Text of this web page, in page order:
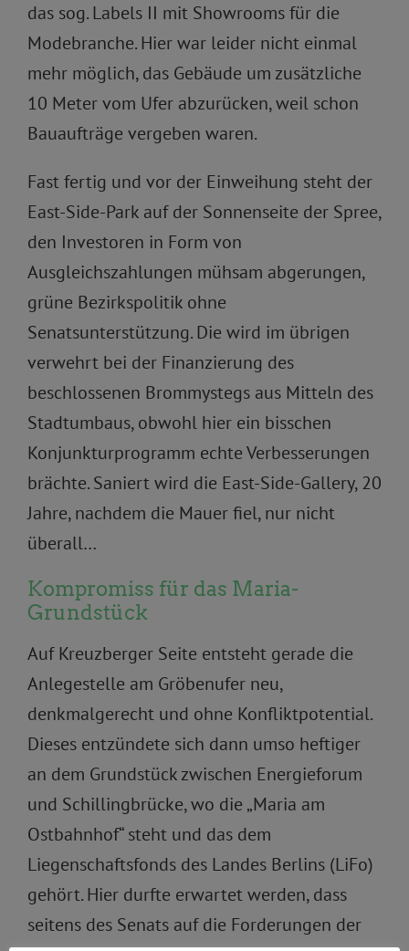
das sog. Labels II mit Showrooms für die
Modebranche. Hier war leider nicht einmal
mehr möglich, das Gebäude um zusätzliche
10 Meter vom Ufer abzurücken, weil schon
Bauaufträge vergeben waren.
Fast fertig und vor der Einweihung steht der
East-Side-Park auf der Sonnenseite der Spree,
den Investoren in Form von
Ausgleichszahlungen mühsam abgerungen,
grüne Bezirkspolitik ohne
Senatsunterstützung. Die wird im übrigen
verwehrt bei der Finanzierung des
beschlossenen Brommystegs aus Mitteln des
Stadtumbaus, obwohl hier ein bisschen
Konjunkturprogramm echte Verbesserungen
brächte. Saniert wird die East-Side-Gallery, 20
Jahre, nachdem die Mauer fiel, nur nicht
überall…
Kompromiss für das Maria-
Grundstück
Auf Kreuzberger Seite entsteht gerade die
Anlegestelle am Gröbenufer neu,
denkmalgerecht und ohne Konfliktpotential.
Dieses entzündete sich dann umso heftiger
an dem Grundstück zwischen Energieforum
und Schillingbrücke, wo die „Maria am
Ostbahnhof“ steht und das dem
Liegenschaftsfonds des Landes Berlins (LiFo)
gehört. Hier durfte erwartet werden, dass
seitens des Senats auf die Forderungen der